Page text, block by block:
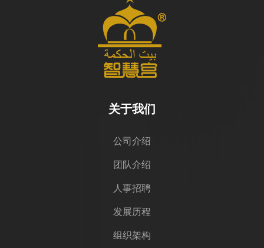
关于我们
公司介绍
团队介绍
人事招聘
发展历程
组织架构